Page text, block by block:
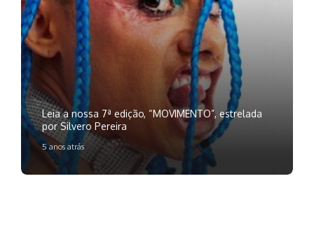
Leia a nossa 7ª edição, “MOVIMENTO”, estrelada
por Silvero Pereira
5 anos atrás